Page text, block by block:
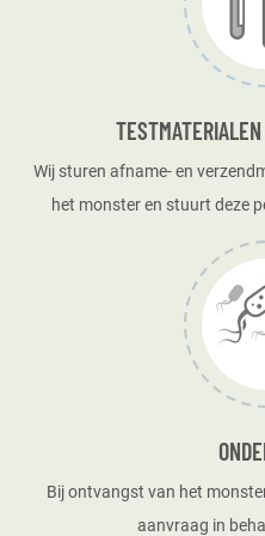
Wij sturen afname- en
het monster en stuurt deze
Bij ontvangst van het
aanvraag in